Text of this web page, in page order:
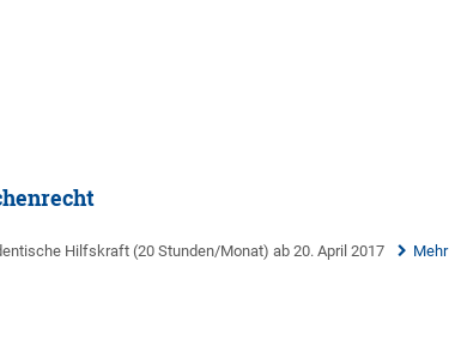
Hilfskraft (20 Stunden/Monat) ab 20. April 2017 Mehr